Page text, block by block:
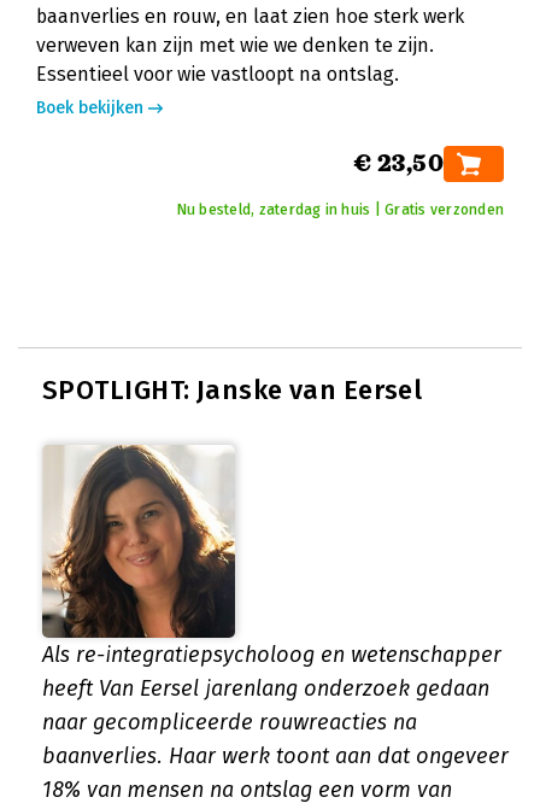
baanverlies en rouw, en laat zien hoe sterk werk
verweven kan zijn met wie we denken te zijn.
Essentieel voor wie vastloopt na ontslag.
Boek bekijken
€ 23,50
Nu besteld, zaterdag in huis | Gratis verzonden
SPOTLIGHT: Janske van Eersel
Als re-integratiepsycholoog en wetenschapper
heeft Van Eersel jarenlang onderzoek gedaan
naar gecompliceerde rouwreacties na
baanverlies. Haar werk toont aan dat ongeveer
18% van mensen na ontslag een vorm van